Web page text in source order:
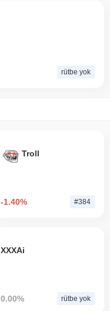
rütbe yok
Troll
-1.40% #384
XXXAi
0.00% rütbe yok